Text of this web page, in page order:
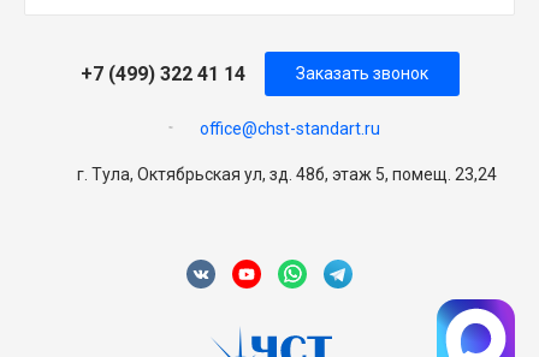
+7 (499) 322 41 14
office@chst-standart.ru
Заказать звонок
г. Тула, Октябрьская ул, зд. 48б, этаж 5, помещ. 23,24